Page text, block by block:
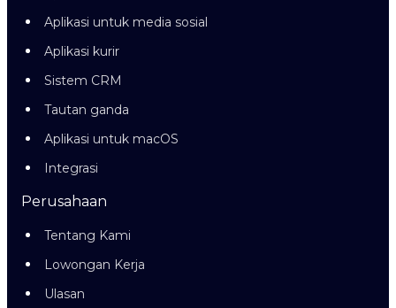
Aplikasi untuk media sosial
Aplikasi kurir
Sistem CRM
Tautan ganda
Aplikasi untuk macOS
Integrasi
Perusahaan
Tentang Kami
Lowongan Kerja
Ulasan